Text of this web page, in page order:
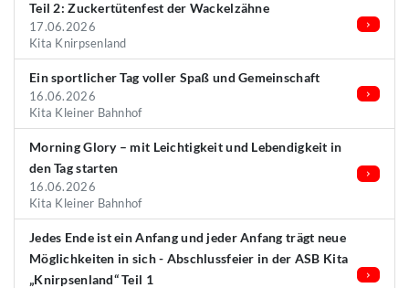
Teil 2: Zuckertütenfest der Wackelzähne
17.06.2026
Kita Knirpsenland
Ein sportlicher Tag voller Spaß und Gemeinschaft
16.06.2026
Kita Kleiner Bahnhof
Morning Glory – mit Leichtigkeit und Lebendigkeit in
den Tag starten
16.06.2026
Kita Kleiner Bahnhof
Jedes Ende ist ein Anfang und jeder Anfang trägt neue
Möglichkeiten in sich - Abschlussfeier in der ASB Kita
„Knirpsenland“ Teil 1